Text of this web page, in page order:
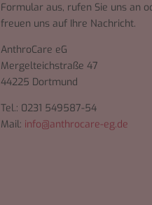
Formular aus, rufen Sie uns an
freuen uns auf Ihre Nachricht.
AnthroCare eG
Mergelteichstraße 47
44225 Dortmund
Tel.: 0231 549587-54
Mail: info@anthrocare-eg.de